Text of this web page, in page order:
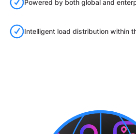
Powered by both global and
Intelligent load distribution within